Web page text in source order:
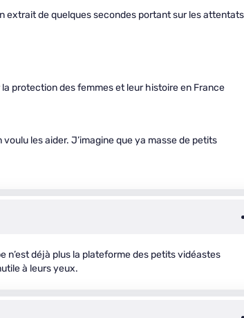
extrait de quelques secondes portant sur les attentats
protection des femmes et leur histoire en France
les aider. J’imagine que ya masse de petits
n’est déjà plus la plateforme des petits vidéastes
à leurs yeux.